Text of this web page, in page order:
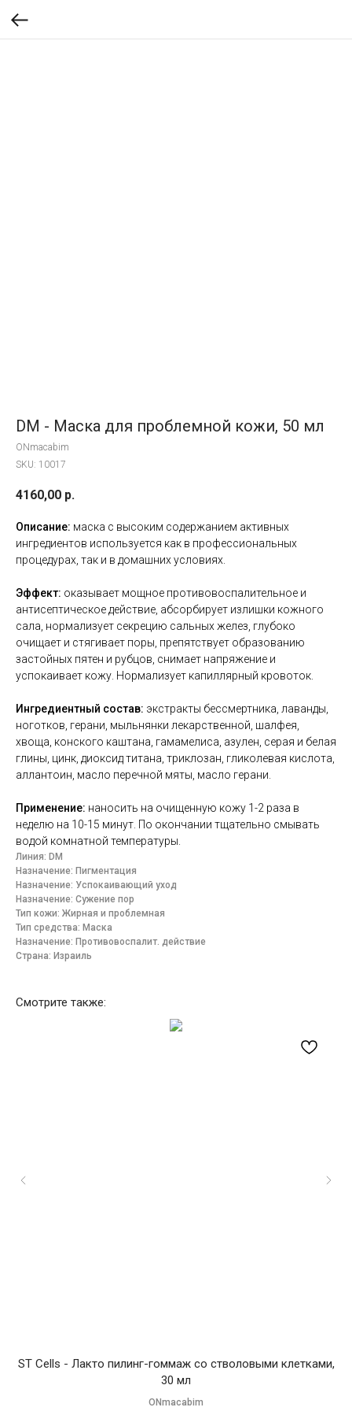
DM - Маска для проблемной кожи, 50 мл
ONmacabim
SKU: 10017
4160,00 р.
Описание: маска с высоким содержанием активных
ингредиентов используется как в профессиональных
процедурах, так и в домашних условиях.
Эффект: оказывает мощное противовоспалительное и
антисептическое действие, абсорбирует излишки кожного
сала, нормализует секрецию сальных желез, глубоко
очищает и стягивает поры, препятствует образованию
застойных пятен и рубцов, снимает напряжение и
успокаивает кожу. Нормализует капиллярный кровоток.
Ингредиентный состав: экстракты бессмертника, лаванды,
ноготков, герани, мыльнянки лекарственной, шалфея,
хвоща, конского каштана, гамамелиса, азулен, серая и белая
глины, цинк, диоксид титана, триклозан, гликолевая кислота,
аллантоин, масло перечной мяты, масло герани.
Применение: наносить на очищенную кожу 1-2 раза в
неделю на 10-15 минут. По окончании тщательно смывать
водой комнатной температуры.
Линия: DM
Назначение: Пигментация
Назначение: Успокаивающий уход
Назначение: Сужение пор
Тип кожи: Жирная и проблемная
Тип средства: Маска
Назначение: Противовоспалит. действие
Страна: Израиль
Смотрите также:
ST Cells - Лакто пилинг-гоммаж со стволовыми клетками,
30 мл
ONmacabim